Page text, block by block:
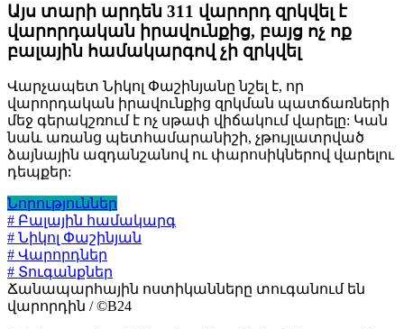
Այս տարի արդեն 311 վարորդ զրկվել է
վարորդական իրավունքից, բայց ոչ ոք
բալային համակարգով չի զրկվել
Վարչապետ Նիկոլ Փաշինյանը նշել է, որ
վարորդական իրավունքից զրկման պատճառների
մեջ գերակշռում է ոչ սթափ վիճակում վարելը: Կան
նաև առանց պետհամարանիշի, չթույլատրված
ձայնային ազդանշանով ու փարոսիկներով վարելու
դեպքեր:
Նորություններ
# Բալային համակարգ
# Նիկոլ Փաշինյան
# Վարորդներ
# Տուգանքներ
Ճանապարհային ոստիկանները տուգանում են
վարորդին / ©B24